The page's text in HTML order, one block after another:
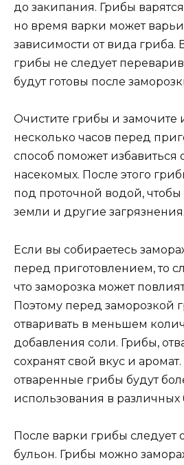
до закипания. Грибы
но время варки может
зависимости от вида гриба.
грибы не следует
будут готовы после
Очистите грибы и замочите
несколько часов перед
способ поможет избавиться
насекомых. После этого
под проточной водой, чтобы
земли и другие загрязнения.
Если вы собираетесь
перед приготовлением, то
что заморозка может
Поэтому перед заморозкой
отваривать в меньшем
добавления соли. Грибы,
сохранят свой вкус и
отваренные грибы будут
использования в различных
После варки грибы следует
бульон. Грибы можно